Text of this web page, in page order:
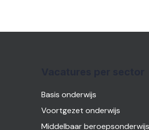
Basis onderwijs
Voortgezet onderwijs
Middelbaar beroepsonderwijs